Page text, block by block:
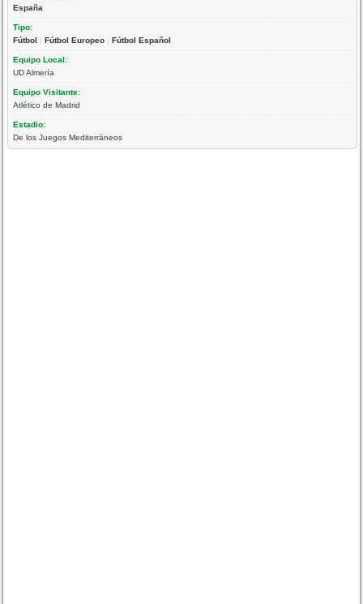
España
Tipo:
Fútbol |Fútbol Europeo |Fútbol Español
Equipo Local:
UD Almería
Equipo Visitante:
Atlético de Madrid
Estadio:
De los Juegos Mediterráneos